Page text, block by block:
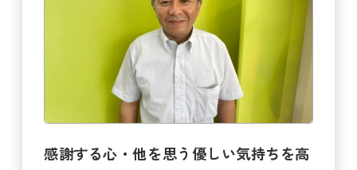
感謝する心・他を思う優しい気持ちを高